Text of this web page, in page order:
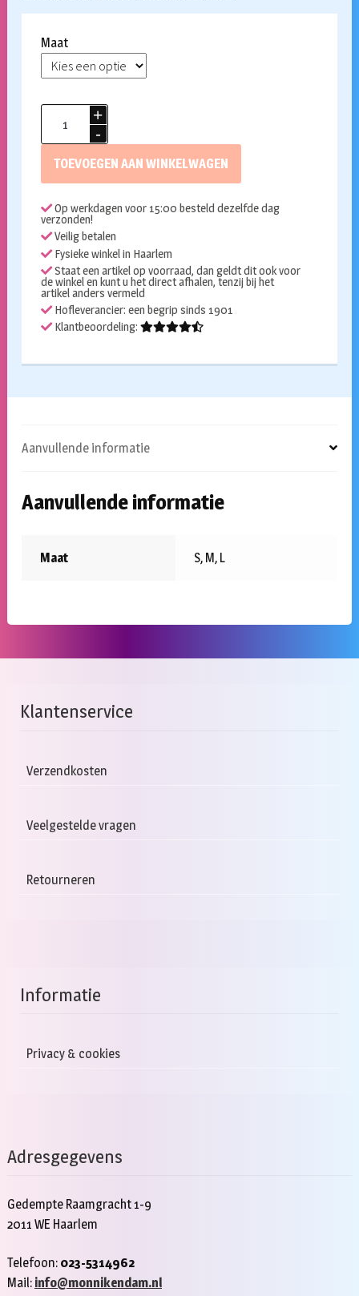
Maat
kostuum
TOEVOEGEN AAN WINKELWAGEN
Op werkdagen voor 15:00 besteld dezelfde dag
verzonden!
Veilig betalen
Fysieke winkel in Haarlem
Staat een artikel op voorraad, dan geldt dit ook voor
de winkel en kunt u het direct afhalen, tenzij bij het
artikel anders vermeld
Hofleverancier: een begrip sinds 1901
Klantbeoordeling:
Aanvullende informatie
Aanvullende informatie
Maat S, M, L
Klantenservice
Verzendkosten
Veelgestelde vragen
Retourneren
Informatie
Privacy & cookies
Adresgegevens
Gedempte Raamgracht 1-9
2011 WE Haarlem
Telefoon: 023-5314962
Mail: info@monnikendam.nl